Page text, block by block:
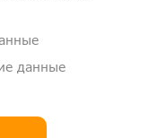
Общество с
данные